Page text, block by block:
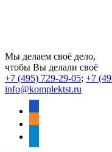
Мы делаем своё дело,
чтобы Вы делали своё
+7 (495) 729-29-05; +7
info@komplektst.ru